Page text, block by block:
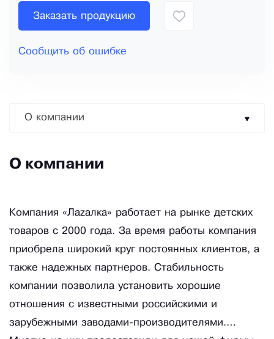
Заказать продукцию
Сообщить об ошибке
О компании
О компании
Компания «Лаzалка» работает на рынке детских
товаров с 2000 года. За время работы компания
приобрела широкий круг постоянных клиентов, а
также надежных партнеров. Стабильность
компании позволила установить хорошие
отношения с известными российскими и
зарубежными заводами-производителями.